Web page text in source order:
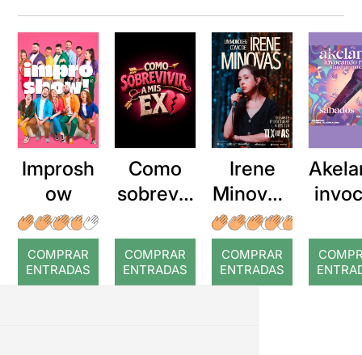
Improsh
ow
COMPRAR
ENTRADAS
Como
sobreviv
ex
COMPRAR
ENTRADAS
Irene
Minovas:
Minovas
COMPRAR
ENTRADAS